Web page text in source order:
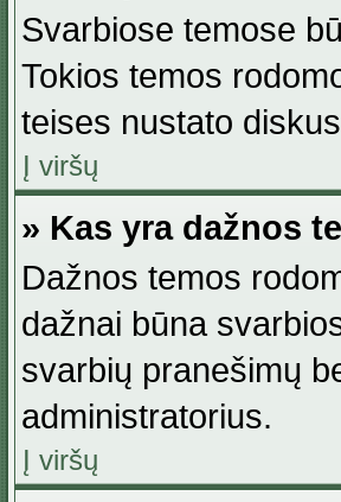
Svarbiose temose
Tokios temos
teises nustato
Į viršų
» Kas yra dažnos
Dažnos temos
dažnai būna
svarbių pranešimų
administratorius.
Į viršų